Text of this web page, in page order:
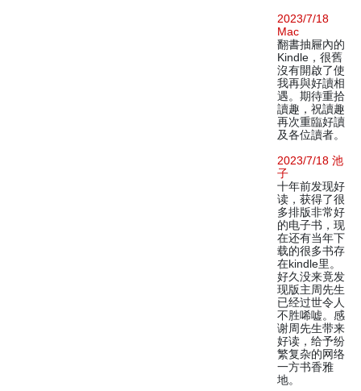
2023/7/18
Mac
翻書抽屜內的
Kindle，很舊
沒有開啟了使
我再與好讀相
遇。期待重拾
讀趣，祝讀趣
再次重臨好讀
及各位讀者。
2023/7/18 池
子
十年前发现好
读，获得了很
多排版非常好
的电子书，现
在还有当年下
载的很多书存
在kindle里。
好久没来竟发
现版主周先生
已经过世令人
不胜唏嘘。感
谢周先生带来
好读，给予纷
繁复杂的网络
一方书香雅
地。